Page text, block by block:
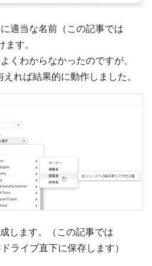
適当な名前（この記事では
ます。
くわからなかったのですが、
れば結果的に動作しました。
します。（この記事では
ライブ直下に保存します）